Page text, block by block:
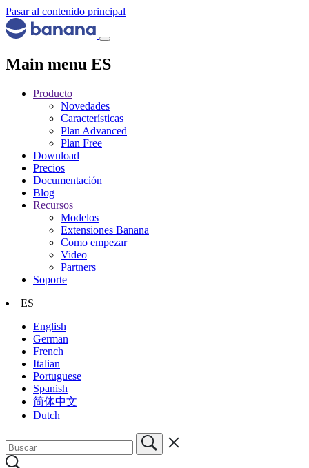
Pasar al contenido principal
Main menu ES
Producto
Novedades
Características
Plan Advanced
Plan Free
Download
Precios
Documentación
Blog
Recursos
Modelos
Extensiones Banana
Como empezar
Video
Partners
Soporte
ES
English
German
French
Italian
Portuguese
Spanish
简体中文
Dutch